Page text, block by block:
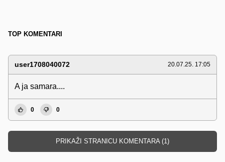
TOP KOMENTARI
user1708040072 20.07.25. 17:05
A ja samara....
0 0
PRIKAŽI STRANICU KOMENTARA (1)